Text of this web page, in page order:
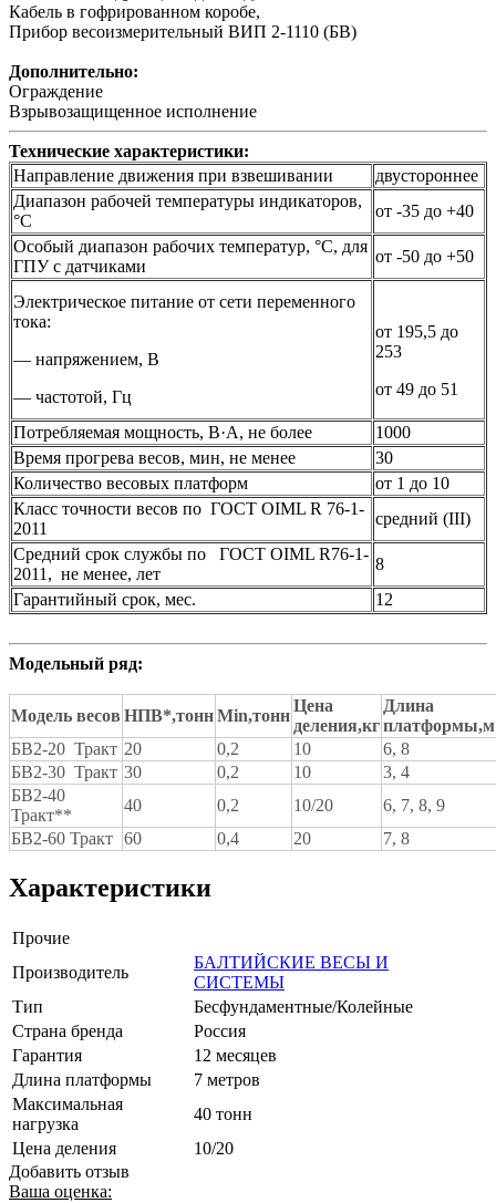
Кабель в гофрированном коробе,
Прибор весоизмерительный ВИП 2-1110 (БВ)
Дополнительно:
Ограждение
Взрывозащищенное исполнение
Технические характеристики:
Направление движения при взвешивании
двустороннее
Диапазон рабочей температуры индикаторов,
°С
от -35 до +40
Особый диапазон рабочих температур, °С, для
ГПУ с датчиками
от -50 до +50
Электрическое питание от сети переменного
тока:
— напряжением, В
— частотой, Гц
от 195,5 до
253
от 49 до 51
Потребляемая мощность, В·A, не более
1000
Время прогрева весов, мин, не менее
30
Количество весовых платформ
от 1 до 10
Класс точности весов по ГОСТ OIML R 76-1-
2011
средний (III)
Средний срок службы по ГОСТ OIML R76-1-
2011, не менее, лет
8
Гарантийный срок, мес.
12
Модельный ряд:
Модель весов НПВ*,тоннMin,тонн
Цена
деления,кг
Длина
платформы,м
БВ2-20 Тракт 20 0,2 10
6, 8
БВ2-30 Тракт 30 0,2 10
3, 4
БВ2-40
Тракт**
40 0,2 10/20
6, 7, 8, 9
БВ2-60 Тракт 60 0,4 20 7, 8
Характеристики
Прочие
Производитель
БАЛТИЙСКИЕ ВЕСЫ И
СИСТЕМЫ
Тип
Бесфундаментные/Колейные
Страна бренда
Россия
Гарантия
12 месяцев
Длина платформы
7 метров
Максимальная
нагрузка
40 тонн
Цена деления
10/20
Добавить отзыв
Ваша оценка: